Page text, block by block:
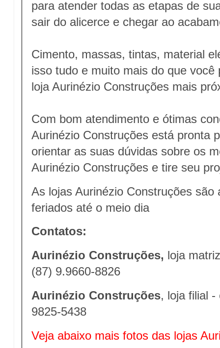
para atender todas as etapas de
sair do alicerce e chegar ao
Cimento, massas, tintas, material
isso tudo e muito mais do que
loja Aurinézio Construções mais
Com bom atendimento e ótimas
Aurinézio Construções está pronta
orientar as suas dúvidas sobre os
Aurinézio Construções e tire seu
As lojas Aurinézio Construções são
feriados até o meio dia
Contatos:
Aurinézio Construções, loja
(87) 9.9660-8826
Aurinézio Construções, loja filial -
9825-5438
Veja abaixo mais fotos das lojas